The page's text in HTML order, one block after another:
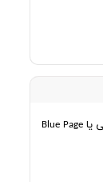
آموزش رفع خطای صفحه آبی یا Blue Page